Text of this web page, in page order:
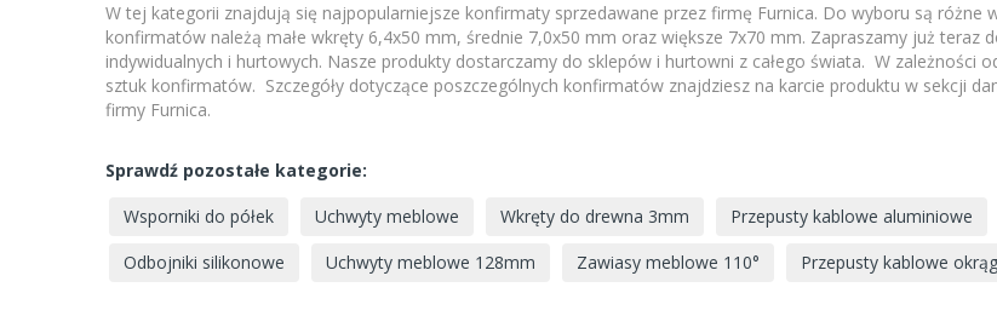
W tej kategorii znajdują się najpopularniejsze konfirmaty sprzedawane przez firmę Furnica. Do wyboru są
konfirmatów należą małe wkręty 6,4x50 mm, średnie 7,0x50 mm oraz większe 7x70 mm. Zapraszamy już teraz
indywidualnych i hurtowych. Nasze produkty dostarczamy do sklepów i hurtowni z całego świata. W
sztuk konfirmatów. Szczegóły dotyczące poszczególnych konfirmatów znajdziesz na karcie produktu w sekcji
firmy Furnica.
Sprawdź pozostałe kategorie:
Wsporniki do półek
Uchwyty meblowe Wkręty do drewna 3mm Przepusty kablowe aluminiowe
Odbojniki silikonowe
Uchwyty meblowe 128mm Zawiasy meblowe 110° Przepusty kablowe